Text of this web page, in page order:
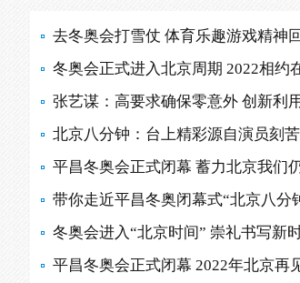
去冬奥会打雪仗 体育乐趣游戏精神
冬奥会正式进入北京周期 2022相约
张艺谋：高要求确保零意外 创新利
冬奥会进入“北京时间” 崇礼书写新
平昌冬奥会正式闭幕 2022年北京再